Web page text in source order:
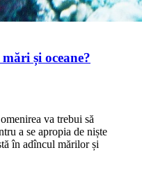
și oceane?
va trebui să
a se apropia de niște
în adîncul mărilor și